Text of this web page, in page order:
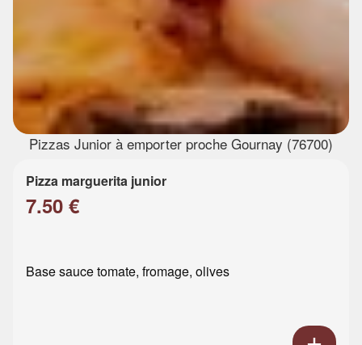
Pizzas Junior à emporter proche Gournay (76700)
Pizza marguerita junior
7.50 €
Base sauce tomate, fromage, olives